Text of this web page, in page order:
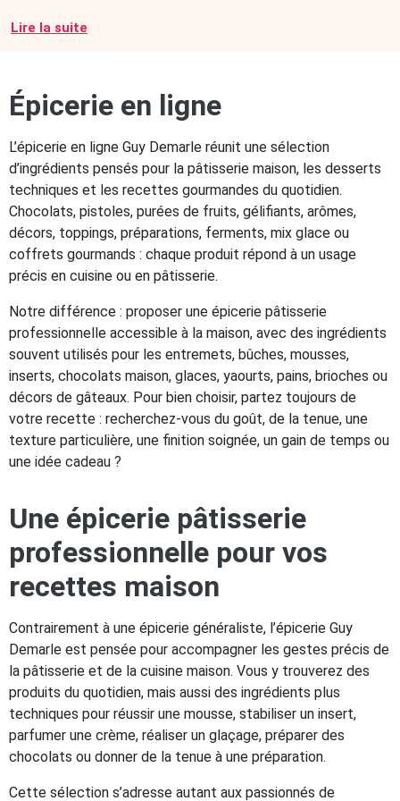
Lire la suite
Épicerie en ligne
L’épicerie en ligne Guy Demarle réunit une sélection
d’ingrédients pensés pour la pâtisserie maison, les desserts
techniques et les recettes gourmandes du quotidien.
Chocolats, pistoles, purées de fruits, gélifiants, arômes,
décors, toppings, préparations, ferments, mix glace ou
coffrets gourmands : chaque produit répond à un usage
précis en cuisine ou en pâtisserie.
Notre différence : proposer une épicerie pâtisserie
professionnelle accessible à la maison, avec des ingrédients
souvent utilisés pour les entremets, bûches, mousses,
inserts, chocolats maison, glaces, yaourts, pains, brioches ou
décors de gâteaux. Pour bien choisir, partez toujours de
votre recette : recherchez-vous du goût, de la tenue, une
texture particulière, une finition soignée, un gain de temps ou
une idée cadeau ?
Une épicerie pâtisserie
professionnelle pour vos
recettes maison
Contrairement à une épicerie généraliste, l’épicerie Guy
Demarle est pensée pour accompagner les gestes précis de
la pâtisserie et de la cuisine maison. Vous y trouverez des
produits du quotidien, mais aussi des ingrédients plus
techniques pour réussir une mousse, stabiliser un insert,
parfumer une crème, réaliser un glaçage, préparer des
chocolats ou donner de la tenue à une préparation.
Cette sélection s’adresse autant aux passionnés de